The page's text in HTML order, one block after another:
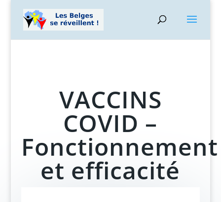
VACCINS
COVID –
Fonctionnement
et efficacité